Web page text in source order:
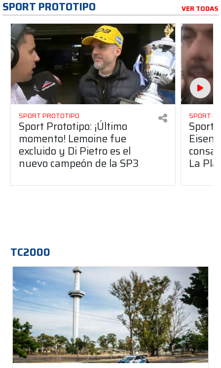
SPORT PROTOTIPO VER TODAS
SPORT PROTOTIPO
Sport Prototipo: ¡Último
momento! Lemoine fue
excluido y Di Pietro es el
nuevo campeón de la SP3
SPORT
Sport
La
TC2000